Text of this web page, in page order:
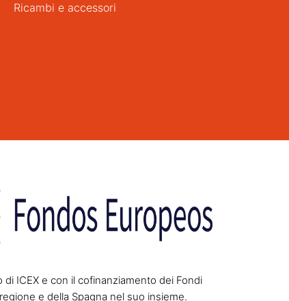
Ricambi e accessori
di ICEX e con il cofinanziamento dei Fondi
e della Spagna nel suo insieme.